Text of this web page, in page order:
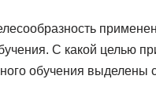
С какой целью
обучения выделены